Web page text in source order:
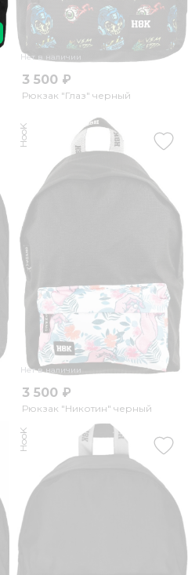
Нет в наличии
3 500 ₽
Рюкзак "Глаз" черный
Нет в наличии
HooK
3 500 ₽
Рюкзак "Никотин" черный
HooK